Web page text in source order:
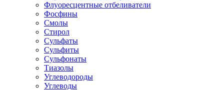
Флуоресцентные отбеливатели
Фосфины
Смолы
Стирол
Сульфаты
Сульфиты
Сульфонаты
Тиазолы
Углеводороды
Углеводы